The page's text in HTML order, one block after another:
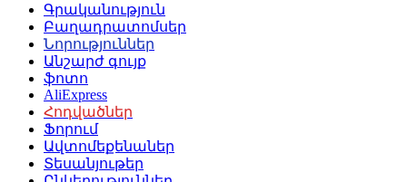
Գրականություն
Բաղադրատոմսեր
Նորություններ
Անշարժ գույք
ֆոտո
AliExpress
Հոդվածներ
Ֆորում
Ավտոմեքենաներ
Տեսանյութեր